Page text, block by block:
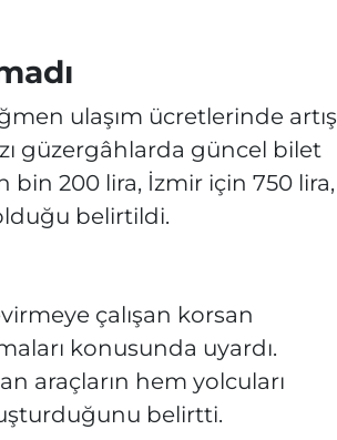
ulaşım ücretlerinde artış
güzergâhlarda güncel bilet
bin 200 lira, İzmir için 750 lira,
belirtildi.
çalışan korsan
konusunda uyardı.
araçların hem yolcuları
belirtti.